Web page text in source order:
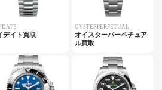
デイト買取
OYSTERPERPETUAL
オイスターパーペチュア
ル買取